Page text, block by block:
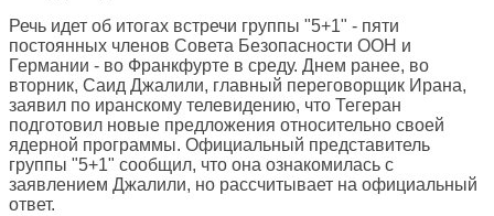
Речь идет об итогах встречи группы "5+1" - пяти
постоянных членов Совета Безопасности ООН и
Германии - во Франкфурте в среду. Днем ранее, во
вторник, Саид Джалили, главный переговорщик Ирана,
заявил по иранскому телевидению, что Тегеран
подготовил новые предложения относительно своей
ядерной программы. Официальный представитель
группы "5+1" сообщил, что она ознакомилась с
заявлением Джалили, но рассчитывает на официальный
ответ.